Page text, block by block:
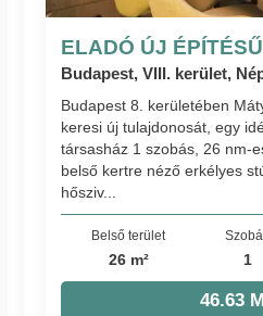
ELADÓ ÚJ
Budapest, VIII. kerület,
Budapest 8. kerületében
keresi új tulajdonosát, egy
társasház 1 szobás, 26 nm-
belső kertre néző erkélyes
hősziv...
Belső terület
26 m² 1
46.63